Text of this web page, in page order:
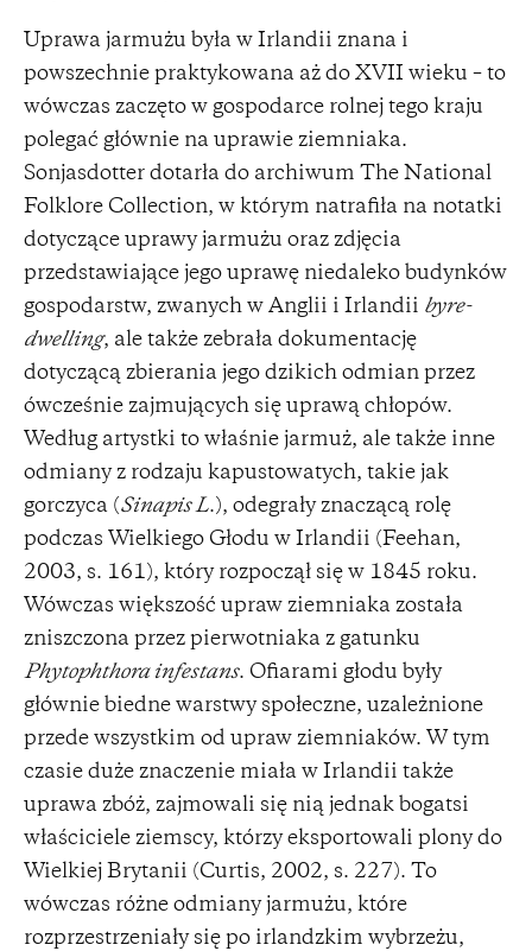
Uprawa jarmużu była w Irlandii znana i
powszechnie praktykowana aż do XVII wieku – to
wówczas zaczęto w gospodarce rolnej tego kraju
polegać głównie na uprawie ziemniaka.
Sonjasdotter dotarła do archiwum The National
Folklore Collection, w którym natrafiła na notatki
dotyczące uprawy jarmużu oraz zdjęcia
przedstawiające jego uprawę niedaleko budynków
gospodarstw, zwanych w Anglii i Irlandii byre-
dwelling, ale także zebrała dokumentację
dotyczącą zbierania jego dzikich odmian przez
ówcześnie zajmujących się uprawą chłopów.
Według artystki to właśnie jarmuż, ale także inne
odmiany z rodzaju kapustowatych, takie jak
gorczyca (Sinapis L.), odegrały znaczącą rolę
podczas Wielkiego Głodu w Irlandii (Feehan,
2003, s. 161), który rozpoczął się w 1845 roku.
Wówczas większość upraw ziemniaka została
zniszczona przez pierwotniaka z gatunku
Phytophthora infestans. Ofiarami głodu były
głównie biedne warstwy społeczne, uzależnione
przede wszystkim od upraw ziemniaków. W tym
czasie duże znaczenie miała w Irlandii także
uprawa zbóż, zajmowali się nią jednak bogatsi
właściciele ziemscy, którzy eksportowali plony do
Wielkiej Brytanii (Curtis, 2002, s. 227). To
wówczas różne odmiany jarmużu, które
rozprzestrzeniały się po irlandzkim wybrzeżu,